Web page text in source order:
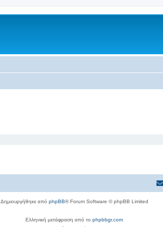
Δημιουργήθηκε από phpBB® Forum Software © phpBB Limited
Ελληνική μετάφραση από το phpbbgr.com